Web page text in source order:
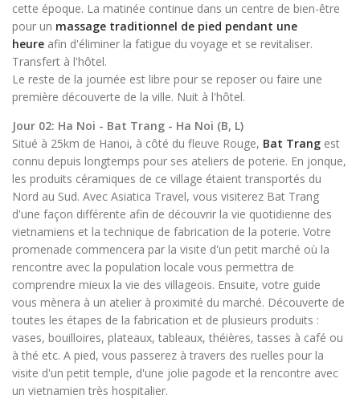
cette époque. La matinée continue dans un centre de bien-être
pour un massage traditionnel de pied pendant une
heure afin d'éliminer la fatigue du voyage et se revitaliser.
Transfert à l'hôtel.
Le reste de la journée est libre pour se reposer ou faire une
première découverte de la ville. Nuit à l'hôtel.
Jour 02: Ha Noi - Bat Trang - Ha Noi (B, L)
Situé à 25km de Hanoi, à côté du fleuve Rouge, Bat Trang est
connu depuis longtemps pour ses ateliers de poterie. En jonque,
les produits céramiques de ce village étaient transportés du
Nord au Sud. Avec Asiatica Travel, vous visiterez Bat Trang
d'une façon différente afin de découvrir la vie quotidienne des
vietnamiens et la technique de fabrication de la poterie. Votre
promenade commencera par la visite d'un petit marché où la
rencontre avec la population locale vous permettra de
comprendre mieux la vie des villageois. Ensuite, votre guide
vous mènera à un atelier à proximité du marché. Découverte de
toutes les étapes de la fabrication et de plusieurs produits :
vases, bouilloires, plateaux, tableaux, théières, tasses à café ou
à thé etc. A pied, vous passerez à travers des ruelles pour la
visite d'un petit temple, d'une jolie pagode et la rencontre avec
un vietnamien très hospitalier.